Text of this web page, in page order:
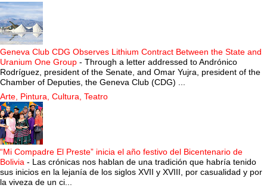
Geneva Club CDG Observes Lithium Contract Between the State and
Uranium One Group - Through a letter addressed to Andrónico
Rodríguez, president of the Senate, and Omar Yujra, president of the
Chamber of Deputies, the Geneva Club (CDG) ...
Arte, Pintura, Cultura, Teatro
“Mi Compadre El Preste” inicia el año festivo del Bicentenario de
Bolivia - Las crónicas nos hablan de una tradición que habría tenido
sus inicios en la lejanía de los siglos XVII y XVIII, por casualidad y por
la viveza de un ci...